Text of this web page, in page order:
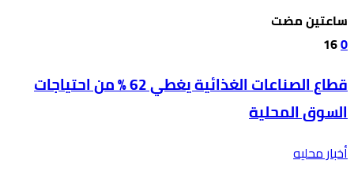
‫‫‫‏‫ساعتين مضت‬
0
16
قطاع الصناعات الغذائية يغطي 62 % من احتياجات
السوق المحلية
أخبار محليه